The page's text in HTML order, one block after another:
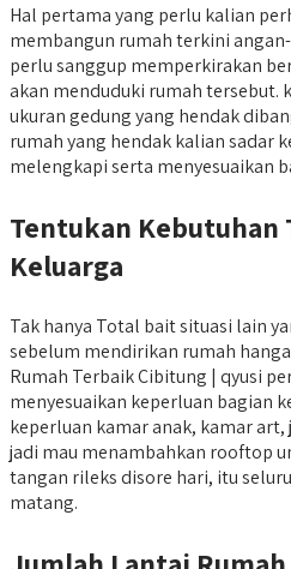
Hal pertama yang perlu kalian
membangun rumah terkini
perlu sanggup memperkirakan
akan menduduki rumah tersebut.
ukuran gedung yang hendak
rumah yang hendak kalian sadar
melengkapi serta menyesuaikan
Tentukan Kebutuhan
Keluarga
Tak hanya Total bait situasi lain
sebelum mendirikan rumah
Rumah Terbaik Cibitung | qyusi
menyesuaikan keperluan bagian
keperluan kamar anak, kamar
jadi mau menambahkan rooftop
tangan rileks disore hari, itu
matang.